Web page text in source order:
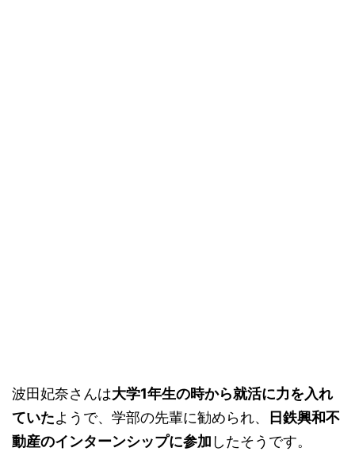
波田妃奈さんは大学1年生の時から就活に力を入れ
ていたようで、学部の先輩に勧められ、
日鉄興和不
動産のインターンシップに参加 したそうです。